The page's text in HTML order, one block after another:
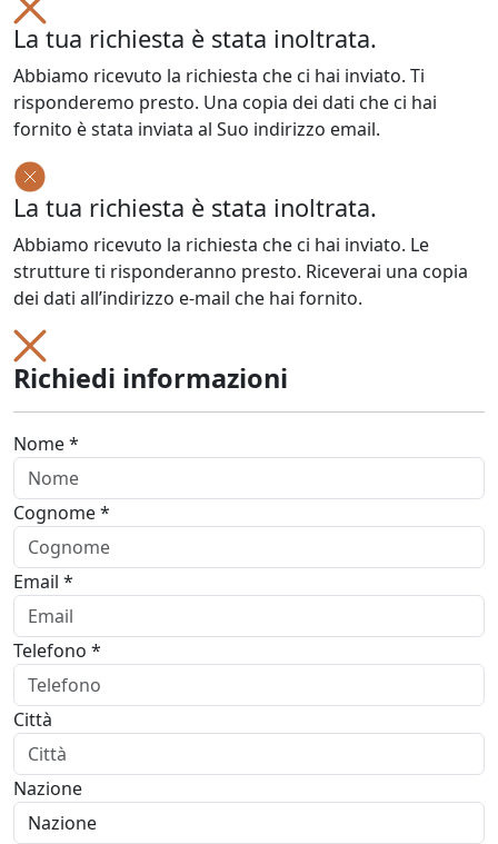
La tua richiesta è stata inoltrata.
Abbiamo ricevuto la richiesta che ci hai inviato. Ti
risponderemo presto. Una copia dei dati che ci hai
fornito è stata inviata al Suo indirizzo email.
La tua richiesta è stata inoltrata.
Abbiamo ricevuto la richiesta che ci hai inviato. Le
strutture ti risponderanno presto. Riceverai una copia
dei dati all’indirizzo e-mail che hai fornito.
Richiedi informazioni
Nome *
Cognome *
Email *
Telefono *
Città
Nazione